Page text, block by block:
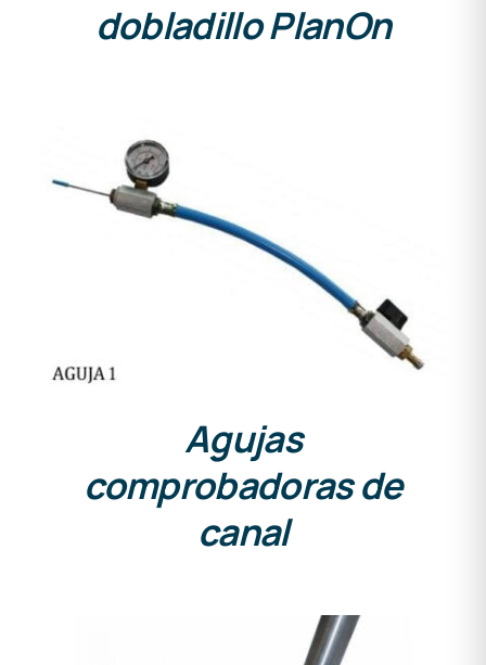
dobladillo PlanOn
DETALLES
Agujas
comprobadoras de
canal